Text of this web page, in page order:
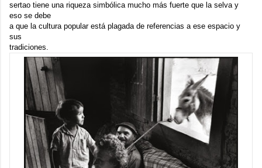
sertao tiene una riqueza simbólica mucho más fuerte que la selva y
eso se debe
a que la cultura popular está plagada de referencias a ese espacio y
sus
tradiciones.